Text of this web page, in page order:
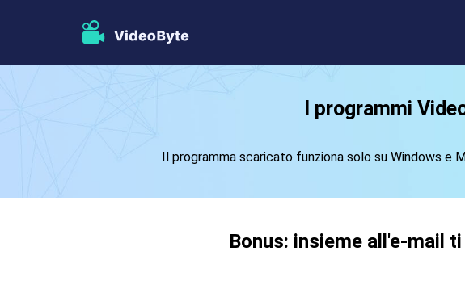
I programmi
Il programma scaricato funziona solo su Windows e
Bonus: insieme all'e-mail